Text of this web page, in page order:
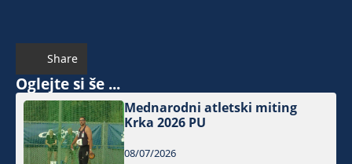
Share
Oglejte si še ...
Mednarodni atletski miting
Krka 2026 PU
08/07/2026